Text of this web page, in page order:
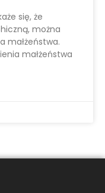
się, że
można
małżeństwa.
małżeństwa